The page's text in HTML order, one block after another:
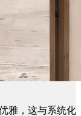
雅，这与系统化